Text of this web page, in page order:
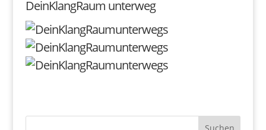
DeinKlangRaum unterweg